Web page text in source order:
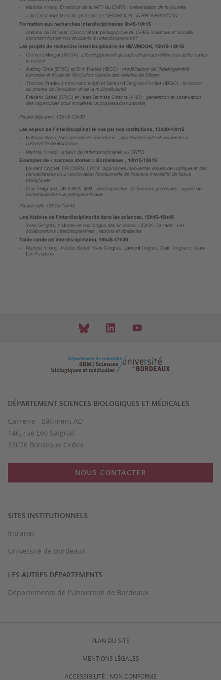
DÉPARTEMENT SCIENCES BIOLOGIQUES ET MÉDICALES
Carreire - Bâtiment AD
146, rue Léo Saignat
33076 Bordeaux Cedex
NOUS CONTACTER
SITES INSTITUTIONNELS
Intranet
Université de Bordeaux
LES AUTRES DÉPARTEMENTS
Départements de l'Université de Bordeaux
PLAN DU SITE
MENTIONS LÉGALES
ACCESSIBILITÉ : NON CONFORME